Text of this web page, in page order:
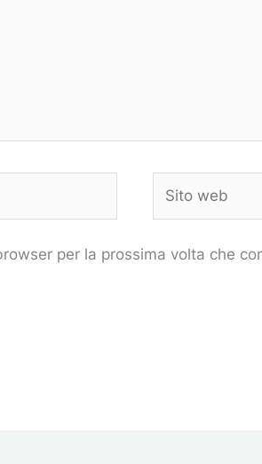
web
per la prossima volta che